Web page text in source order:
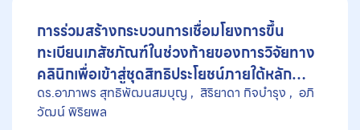
การร่วมสร้างกระบวนการเชื่อมโยงการขึ้น
ทะเบียนเภสัชภัณฑ์ในช่วงท้ายของการวิจัยทาง
คลินิกเพื่อเข้าสู่ชุดสิทธิประโยชน์ภายใต้หลัก
ประกันสุขภาพแห่งชาติ ผ่านการวิจัยเชิงปฏิบัติ
การ
ดร.อาภาพร สุทธิพัฒนสมบุญ สิริยาดา กิจบำรุง
วัฒน์ พิริยพล